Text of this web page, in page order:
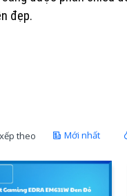
đẹp.
theo Mới nhất